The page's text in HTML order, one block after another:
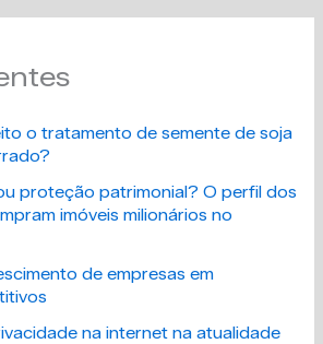
o tratamento de semente de soja
proteção patrimonial? O perfil dos
imóveis milionários no
de empresas em
na internet na atualidade